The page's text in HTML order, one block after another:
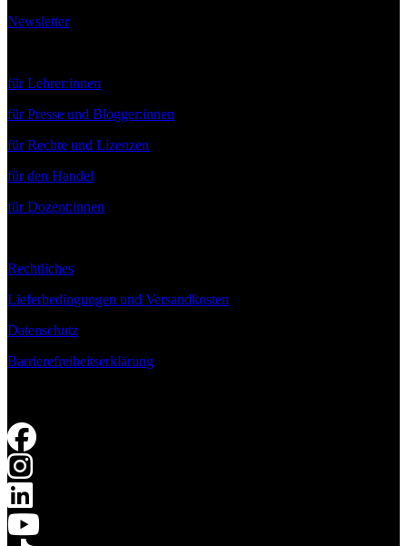
Newsletter
für Lehrer:innen
für Presse und Blogger:innen
für Rechte und Lizenzen
für den Handel
für Dozent:innen
Rechtliches
Lieferbedingungen und Versandkosten
Datenschutz
Barrierefreiheitserklärung